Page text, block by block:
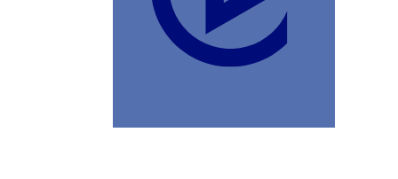
CATEGORIES: